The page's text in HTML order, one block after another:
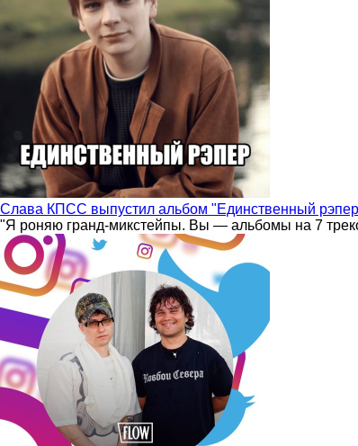
Слава КПСС выпустил альбом "Единственный
"Я роняю гранд-микстейпы. Вы — альбомы на 7